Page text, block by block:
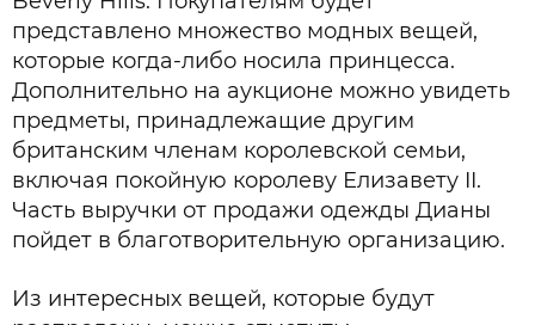
представлено множество модных вещей,
которые когда-либо носила принцесса.
Дополнительно на аукционе можно увидеть
предметы, принадлежащие другим
британским членам королевской семьи,
включая покойную королеву Елизавету II.
Часть выручки от продажи одежды Дианы
пойдет в благотворительную организацию.
Из интересных вещей, которые будут